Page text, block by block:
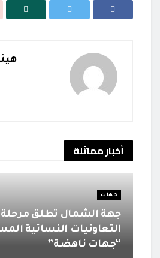
أخبارمماثلة
جهات
جهة الشمال تطلق مرحلة
التعاونيات النسائية
“جهات ناهضة”